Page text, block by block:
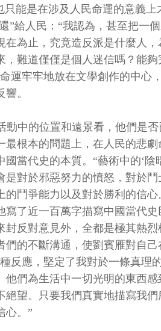
只能是在涉及人民命運的意義
”給人民：“我認為，甚至把一
在為止，究竟造反派是什麼人
，難道僅僅是個人迷信嗎？能
運牢牢地放在文學創作的中心
。
中的位置和遠景看，他們是
最根本的問題上，在人民的悲
國當代史的本質。“藝術中的‘
是對於邪惡努力的憤怒，對於
的鬥爭能力以及對於勝利的信
寫了近一百萬字描寫中國當代
封反對意見外，全都是極其熱
們的不斷溝通，使劉賓雁對自
反應，堅定了我對於一條真理
他們為生活中一切光明的東西
絕望。只要我們真實地描寫我
心。”